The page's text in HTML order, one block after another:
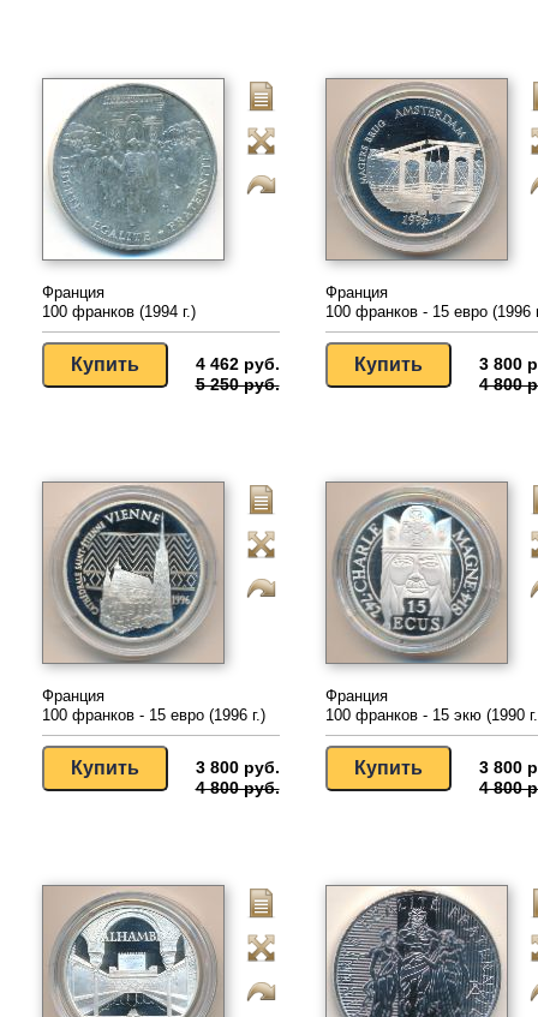
Франция
100 франков (1994 г.)
4 462 руб.
5 250 руб.
Франция
100 франков - 15 евро (1996
3 800
4 800
Франция
100 франков - 15 евро (1996 г.)
3 800 руб.
4 800 руб.
Франция
100 франков - 15 экю (1990
3 800
4 800